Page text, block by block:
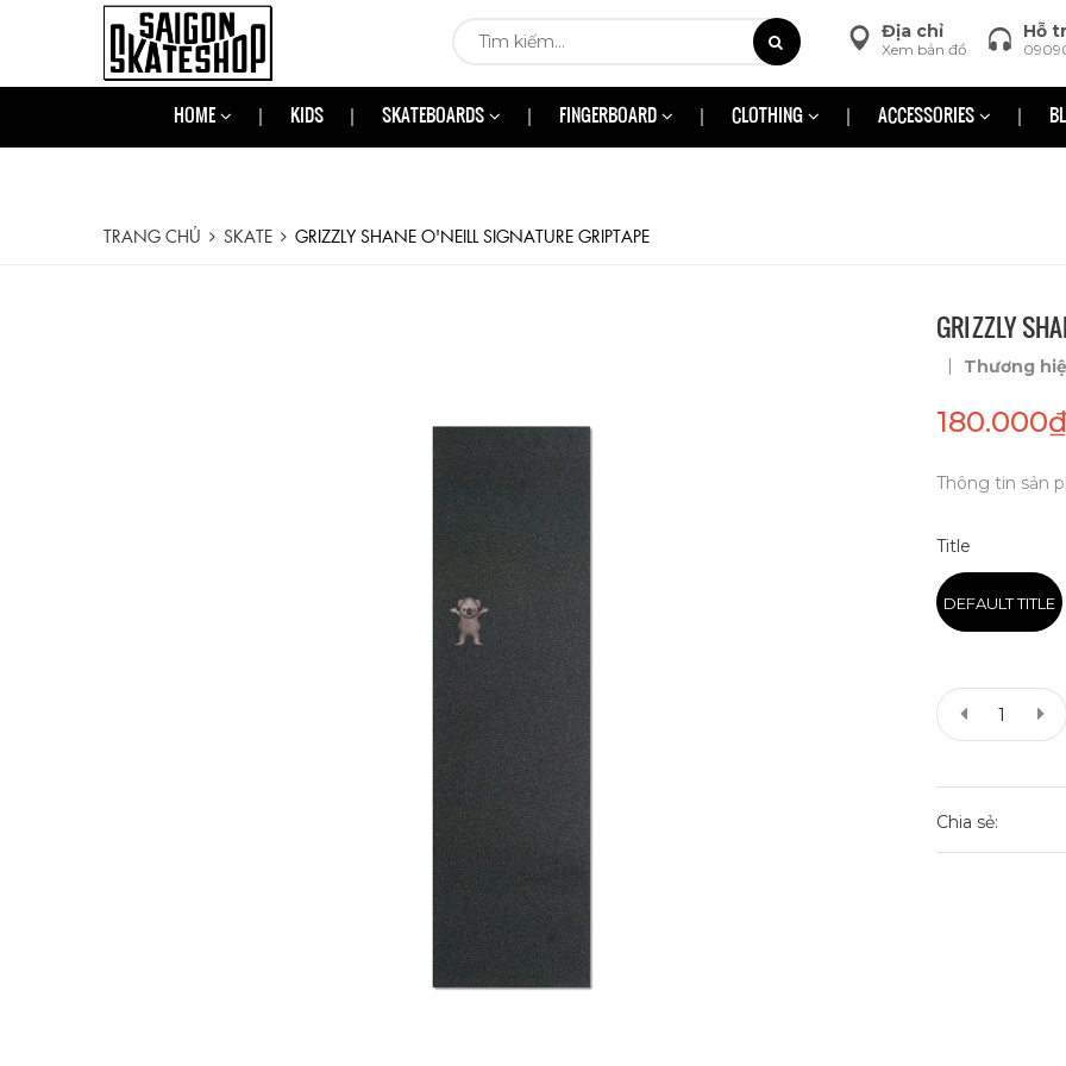
Hỗ
Địa chỉ
Xem bản đồ
HOME KIDS SKATEBOARDS FINGERBOARD CLOTHING ACCESSORIES
TRANG CHỦ SKATE GRIZZLY SHANE O'NEILL SIGNATURE GRIPTAPE
GRIZZLY
| Thương
180.000₫
Thông tin sản
Title
DEFAULT TITLE
Chia sẻ: